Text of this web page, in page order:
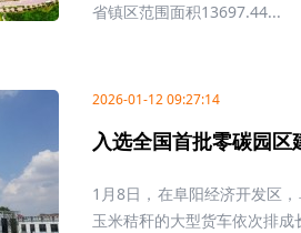
省镇区范围面积13697.44...
2026-01-12 09:27:14
入选全国首批零碳园
1月8日，在阜阳经济开发区
玉米秸秆的大型货车依次排